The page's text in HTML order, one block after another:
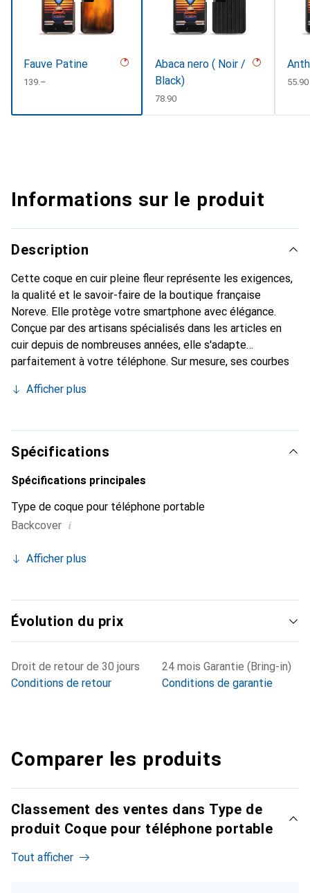
Fauve Patine
CHF
139.–
Abaca nero ( Noir /
Black)
CHF
78.90
CHF
55.90
Informations sur le produit
Description
Cette coque en cuir pleine fleur représente les exigences,
la qualité et le savoir-faire de la boutique française
Noreve. Elle protège votre smartphone avec élégance.
Conçue par des artisans spécialisés dans les articles en
cuir depuis de nombreuses années, elle s'adapte
parfaitement à votre téléphone. Sur mesure, ses courbes
devient l'accessoire chic et indispensable de votre
produits de haute qualité, la marque Noreve est un choix
sûr pour une clientèle exigeante.
Afficher plus
Spécifications
Spécifications principales
Type de coque pour téléphone portable
Backcover i
Afficher plus
Évolution du prix
Droit de retour de 30 jours
Conditions de retour
24 mois Garantie (Bring-in)
Conditions de garantie
Comparer les produits
Classement des ventes dans Type de
produit Coque pour téléphone portable
Tout afficher